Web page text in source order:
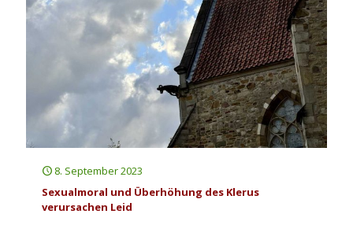
8. September 2023
Sexualmoral und Überhöhung des Klerus
verursachen Leid